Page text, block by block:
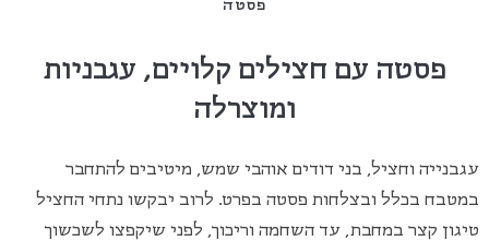
פסטה
פסטה עם חצילים קלויים, עגבניות
ומוצרלה
עגבנייה וחציל, בני דודים אוהבי שמש, מיטיבים להתחבר
במטבח בכלל ובצלחות פסטה בפרט. לרוב יבקשו נתחי החציל
טיגון קצר במחבת, עד השחמה וריכוך, לפני שיקפצו לשכשוך